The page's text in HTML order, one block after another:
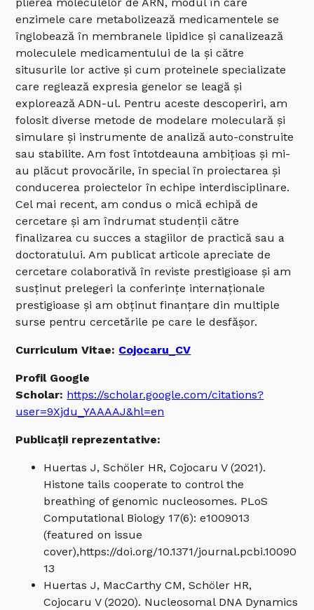
plierea moleculelor de ARN, modul în care
enzimele care metabolizează medicamentele se
înglobează în membranele lipidice și canalizează
moleculele medicamentului de la și către
situsurile lor active și cum proteinele specializate
care reglează expresia genelor se leagă și
explorează ADN-ul. Pentru aceste descoperiri, am
folosit diverse metode de modelare moleculară și
simulare și instrumente de analiză auto-construite
sau stabilite. Am fost întotdeauna ambițioas și mi-
au plăcut provocările, în special în proiectarea și
conducerea proiectelor în echipe interdisciplinare.
Cel mai recent, am condus o mică echipă de
cercetare și am îndrumat studenții către
finalizarea cu succes a stagiilor de practică sau a
doctoratului. Am publicat articole apreciate de
cercetare colaborativă în reviste prestigioase și am
susținut prelegeri la conferințe internaționale
prestigioase și am obținut finanțare din multiple
surse pentru cercetările pe care le desfășor.
Curriculum Vitae: Cojocaru_CV
Profil Google
Scholar: https://scholar.google.com/citations?
user=9Xjdu_YAAAAJ&hl=en
Publicații reprezentative:
Huertas J, Schöler HR, Cojocaru V (2021).
Histone tails cooperate to control the
breathing of genomic nucleosomes. PLoS
Computational Biology 17(6): e1009013
(featured on issue
cover),https://doi.org/10.1371/journal.pcbi.10090
13
Huertas J, MacCarthy CM, Schöler HR,
Cojocaru V (2020). Nucleosomal DNA Dynamics